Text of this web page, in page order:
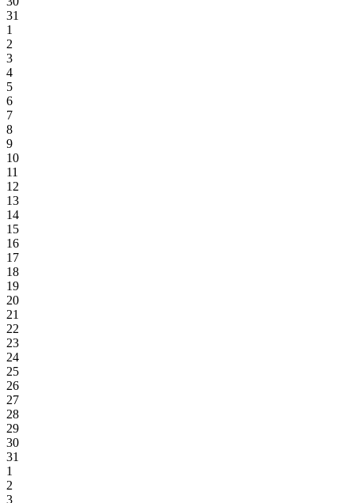
31
1
2
3
4
5
6
7
8
9
10
11
12
13
14
15
16
17
18
19
20
21
22
23
24
25
26
27
28
29
30
31
1
2
3